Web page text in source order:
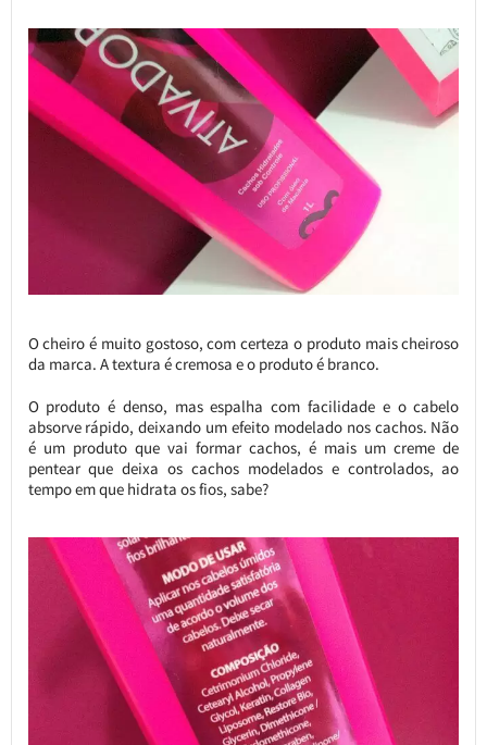
O cheiro é muito gostoso, com certeza o produto mais cheiroso
da marca. A textura é cremosa e o produto é branco.
O produto é denso, mas espalha com facilidade e o cabelo
absorve rápido, deixando um efeito modelado nos cachos. Não
é um produto que vai formar cachos, é mais um creme de
pentear que deixa os cachos modelados e controlados, ao
tempo em que hidrata os fios, sabe?